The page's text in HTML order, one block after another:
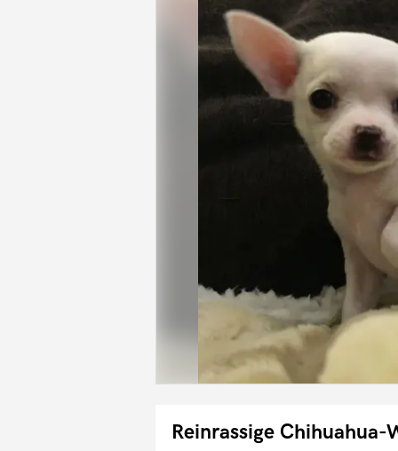
Reinrassige